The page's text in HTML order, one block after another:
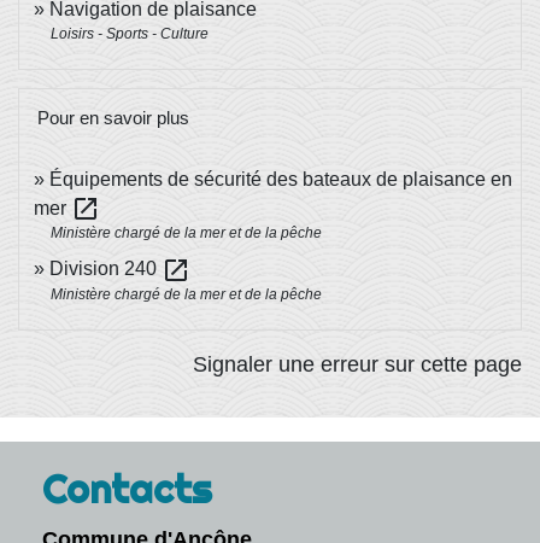
Navigation de plaisance
Loisirs - Sports - Culture
Pour en savoir plus
Équipements de sécurité des bateaux de plaisance en
mer open_in_new
Ministère chargé de la mer et de la pêche
Division 240 open_in_new
Ministère chargé de la mer et de la pêche
Signaler une erreur sur cette page
Contacts